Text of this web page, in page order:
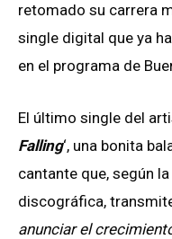
retomado su carrera
single digital que ya
en el programa de
El último single del
Falling‘, una bonita
cantante que, según
discográfica,
anunciar el